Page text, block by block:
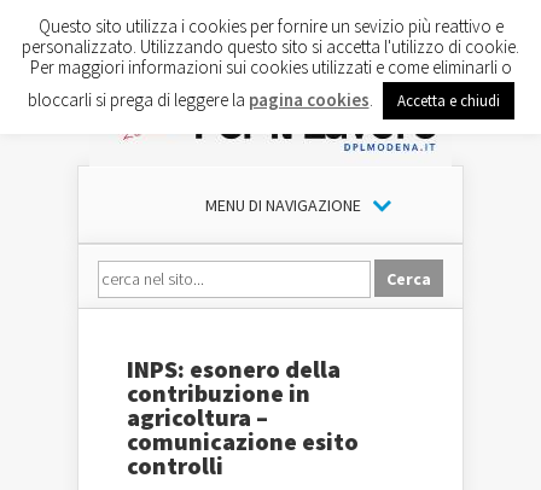
MENU DI NAVIGAZIONE
INPS: esonero della
contribuzione in
agricoltura –
comunicazione esito
controlli
Questo sito utilizza i cookies per fornire un sevizio più reattivo e
personalizzato. Utilizzando questo sito si accetta l'utilizzo di cookie.
Per maggiori informazioni sui cookies utilizzati e come eliminarli o
bloccarli si prega di leggere la pagina cookies Accetta e chiudi